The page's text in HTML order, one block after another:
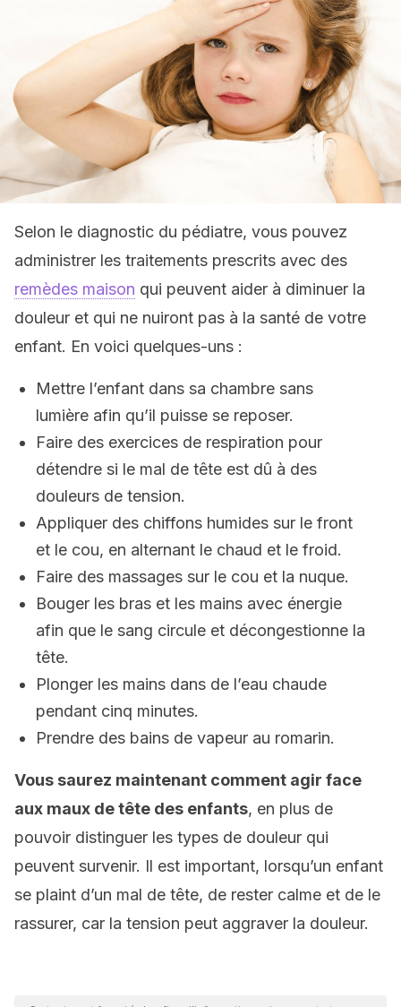
Selon le diagnostic du pédiatre, vous pouvez
administrer les traitements prescrits avec des
remèdes maison qui peuvent aider à diminuer la
douleur et qui ne nuiront pas à la santé de votre
enfant. En voici quelques-uns :
Mettre l’enfant dans sa chambre sans
lumière afin qu’il puisse se reposer.
Faire des exercices de respiration pour
détendre si le mal de tête est dû à des
douleurs de tension.
Appliquer des chiffons humides sur le front
et le cou, en alternant le chaud et le froid.
Faire des massages sur le cou et la nuque.
Bouger les bras et les mains avec énergie
afin que le sang circule et décongestionne la
tête.
Plonger les mains dans de l’eau chaude
pendant cinq minutes.
Prendre des bains de vapeur au romarin.
Vous saurez maintenant comment agir face
aux maux de tête des enfants, en plus de
pouvoir distinguer les types de douleur qui
peuvent survenir. Il est important, lorsqu’un enfant
se plaint d’un mal de tête, de rester calme et de le
rassurer, car la tension peut aggraver la douleur.